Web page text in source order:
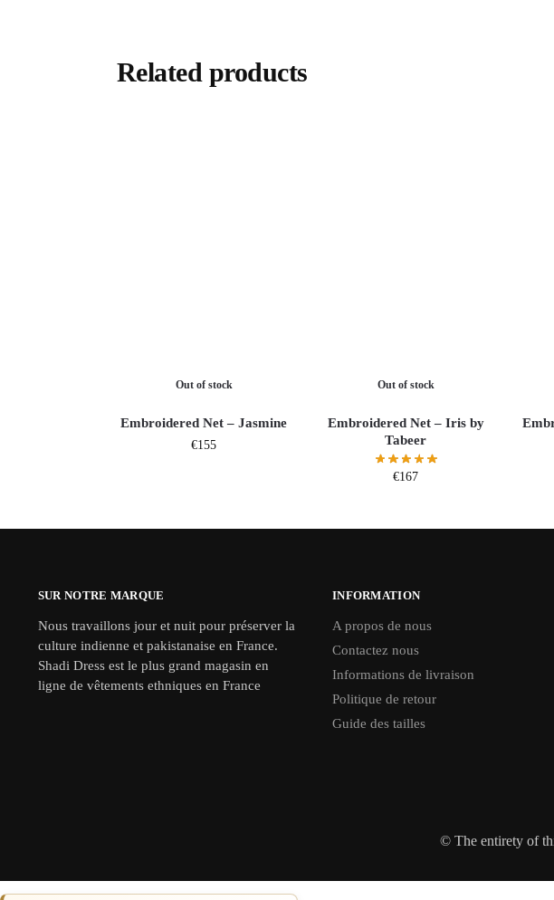
Related products
Out of stock
Embroidered Net – Jasmine
€155
Out of stock
Embroidered Net – Iris by
Tabeer
€167
SUR NOTRE MARQUE
Nous travaillons jour et nuit pour préserver la
culture indienne et pakistanaise en France.
Shadi Dress est le plus grand magasin en
ligne de vêtements ethniques en France
INFORMATION
A propos de nous
Contactez nous
Informations de livraison
Politique de retour
Guide des tailles
© The entirety of